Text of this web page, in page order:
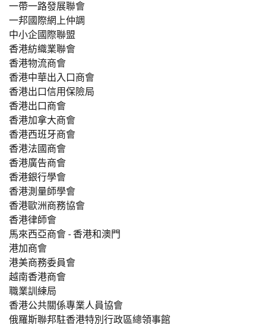
一帶一路發展聯會
一邦國際網上仲調
中小企國際聯盟
香港紡織業聯會
香港物流商會
香港中華出入口商會
香港出口信用保險局
香港出口商會
香港加拿大商會
香港西班牙商會
香港法國商會
香港廣告商會
香港銀行學會
香港測量師學會
香港歐洲商務協會
香港律師會
馬來西亞商會 - 香港和澳門
港加商會
港美商務委員會
越南香港商會
職業訓練局
香港公共關係專業人員協會
俄羅斯聯邦駐香港特別行政區總領事館